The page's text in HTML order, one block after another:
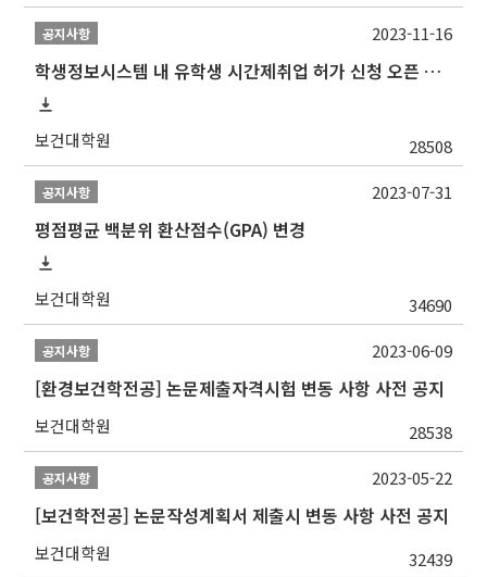
공지사항
학생정보시스템 내 유학생 시간제취업 허가 신청 오픈 안내
보건대학원 28508
2023-11-16
공지사항
평점평균 백분위 환산점수(GPA) 변경
보건대학원 34690
2023-07-31
공지사항
[환경보건학전공] 논문제출자격시험 변동 사항 사전 공지
보건대학원 28538
2023-06-09
공지사항
[보건학전공] 논문작성계획서 제출시 변동 사항 사전 공지
보건대학원 32439
2023-05-22